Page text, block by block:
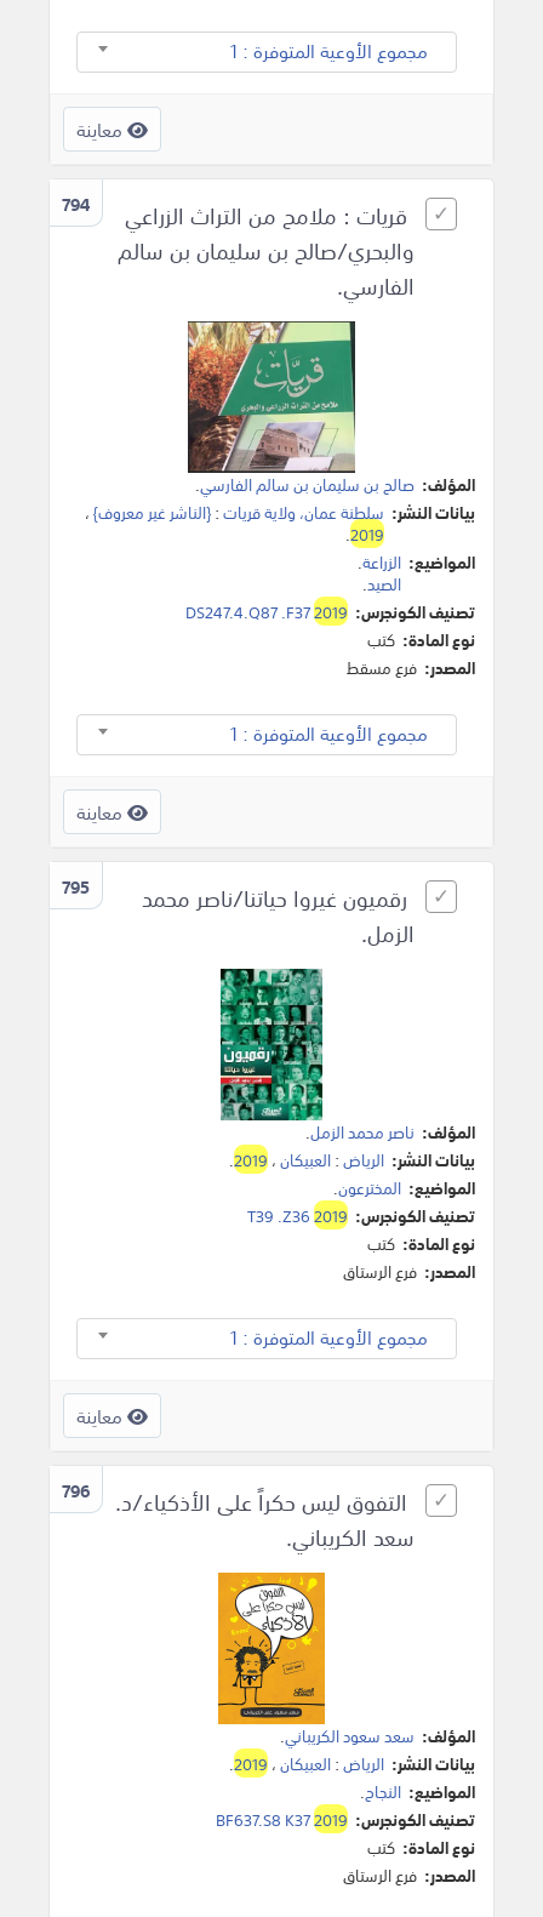
مجموع الأوعية المتوفرة : 1
معاينة
794
قريات : ملامح من التراث الزراعي
والبحري/صالح بن سليمان بن سالم
الفارسي.
المؤلف: صالح بن سليمان بن سالم الفارسي.
بيانات النشر: سلطنة عمان، ولاية قريات:{الناشر غير معروف}،
2019
.
المواضيع: الزراعة.
الصيد.
تصنيف الكونجرس:
DS247.4.Q87 .F372019
نوع المادة: كتب
المصدر: فرع مسقط
مجموع الأوعية المتوفرة : 1
معاينة
795
رقميون غيروا حياتنا‎/ناصر محمد
الزمل.
المؤلف: ناصر محمد الزمل.
بيانات النشر: الرياض:العبيكان،2019
.
المواضيع: المخترعون‎.
تصنيف الكونجرس:
T39 .Z362019
نوع المادة: كتب
المصدر: فرع الرستاق
مجموع الأوعية المتوفرة : 1
معاينة
796
التفوق ليس حكراً على الأذكياء/د.
سعد الكريباني.
المؤلف: سعد سعود الكريباني.
بيانات النشر: الرياض:العبيكان،2019
.
المواضيع: النجاح.
تصنيف الكونجرس:
BF637.S8 K372019
نوع المادة: كتب
المصدر: فرع الرستاق